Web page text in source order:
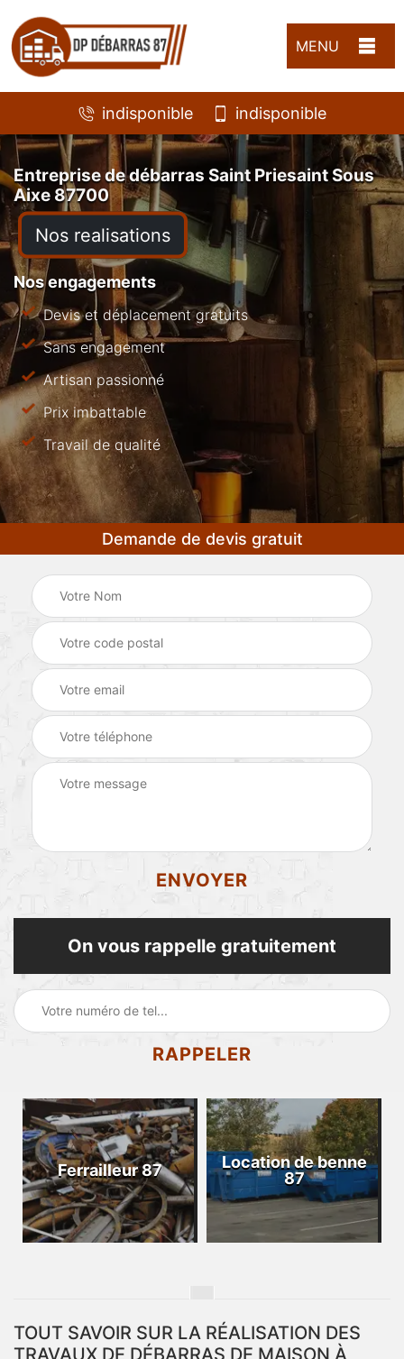
MENU
indisponible indisponible
Entreprise de débarras Saint Priesaint Sous
Aixe 87700
Nos realisations
Nos engagements
Devis et déplacement gratuits
Sans engagement
Artisan passionné
Prix imbattable
Travail de qualité
Demande de devis gratuit
On vous rappelle gratuitement
Ferrailleur 87
Location de benne
87
TOUT SAVOIR SUR LA RÉALISATION DES
TRAVAUX DE DÉBARRAS DE MAISON À